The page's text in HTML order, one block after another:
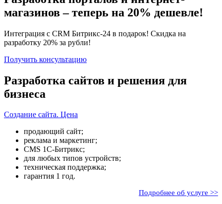
магазинов – теперь на 20% дешевле!
Интеграция с CRM Битрикс-24 в подарок! Скидка на
разработку 20% зa рубли!
Получить консультацию
Разработка сайтов и решения для
бизнеса
Создание сайта. Цена
продающий сайт;
реклама и маркетинг;
CMS 1С-Битрикс;
для любых типов устройств;
техническая поддержка;
гарантия 1 год.
Подробнее об услуге >>